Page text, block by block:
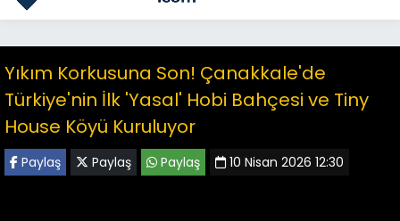
Yıkım Korkusuna Son! Çanakkale'de
Türkiye'nin İlk 'Yasal' Hobi Bahçesi ve Tiny
House Köyü Kuruluyor
Paylaş Paylaş Paylaş 10 Nisan 2026 12:30